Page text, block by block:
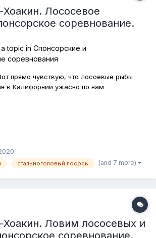
Лососевое
соревнование.
topic in Спонсорские и
соревнования
прямо чувствую, что лосоевые рыбы
в Калифорнии ужасно по нам
и обитателям Дельты! Ловим лососевых!
ограничений нет, разрешается
для удилищ, о как!...
стальноголовый лосось (and 7 more)
Ловим лососевых и